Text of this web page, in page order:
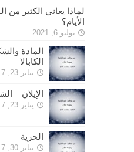
لماذا يعاني الكثير من
الأيام؟
يوليو 6, 2021
المادة
الكابالا
يناير 23, 2017
الإيلان –
يناير 23, 2017
الحرية
يناير 30, 2017